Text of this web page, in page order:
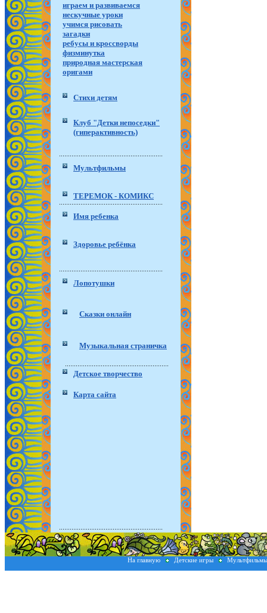
играем и развиваемся
нескучные уроки
учимся рисовать
загадки
ребусы и кроссворды
физминутка
природная мастерская
оригами
Стихи детям
Клуб "Детки непоседки"
(гиперактивность)
Мультфильмы
ТЕРЕМОК - КОМИКС
Имя ребенка
Здоровье ребёнка
Лопотушки
Сказки онлайн
Музыкальная страничка
Детское творчество
Карта сайта
На главную Детские игры Мультфильмы